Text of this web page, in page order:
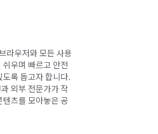
라우저와 모든 사용
우며 빠르고 안전
록 돕고자 합니다.
외부 전문가가 작
츠를 모아놓은 공